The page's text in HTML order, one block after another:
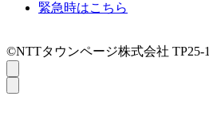
緊急時はこちら
©NTTタウンページ株式会社 TP25-